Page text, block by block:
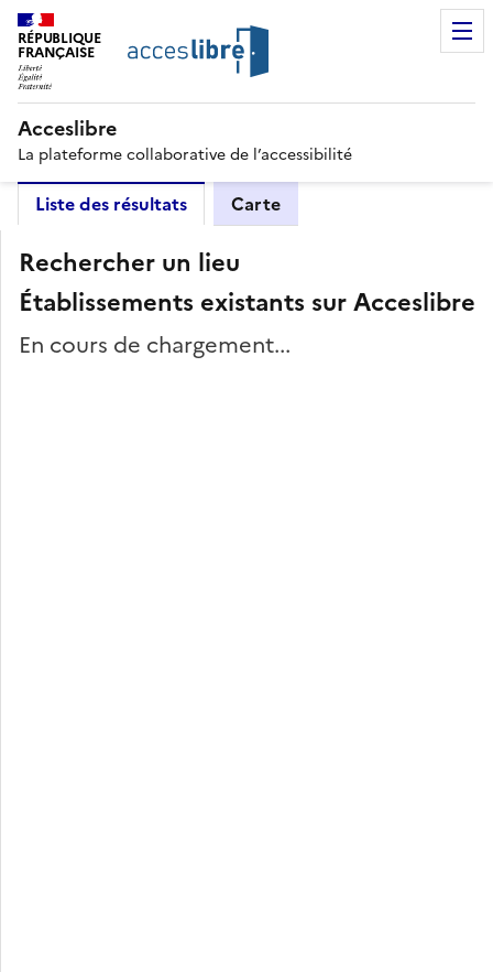
RÉPUBLIQUE
FRANÇAISE
Acceslibre
La plateforme collaborative de l’accessibilité
Liste des résultats Carte
Rechercher un lieu
Établissements existants sur Acceslibre
En cours de chargement...